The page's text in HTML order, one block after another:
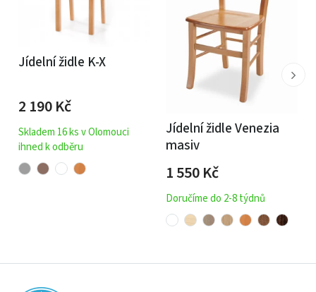
Jídelní židle K-X
2 190Kč
Skladem 16 ks v Olomouci
ihned k odběru
Jídelní židle Venezia
masiv
1 550Kč
Doručíme do 2-8 týdnů